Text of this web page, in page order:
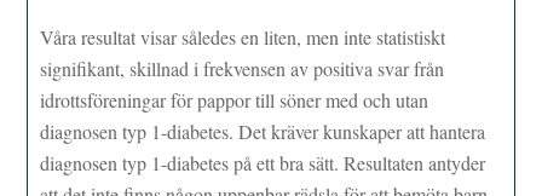
Våra resultat visar således en liten, men inte statistiskt
signifikant, skillnad i frekvensen av positiva svar från
idrottsföreningar för pappor till söner med och utan
diagnosen typ 1-diabetes. Det kräver kunskaper att hantera
diagnosen typ 1-diabetes på ett bra sätt. Resultaten antyder